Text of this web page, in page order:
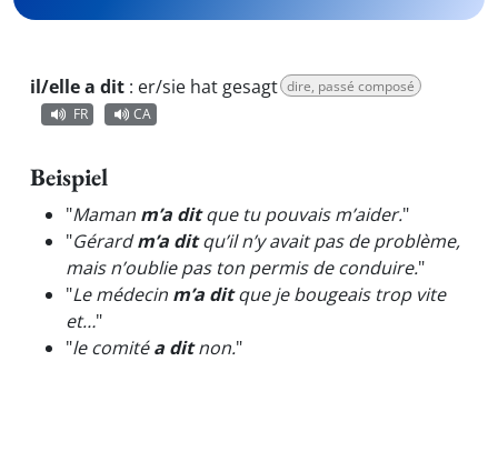
il/elle a dit : er/sie hat gesagt dire, passé composé
FR
CA
Beispiel
"Maman m’a ditque tu pouvais m’aider."
"Gérardm’a ditqu’il n’y avait pas de problème,
mais n’oublie pas ton permis de conduire."
"Le médecin m’a ditque je bougeais trop vite
et…"
"le comitéa ditnon."